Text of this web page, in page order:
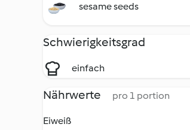
sesame seeds
Schwierigkeitsgrad
einfach
Nährwerte pro 1 portion
Eiweiß